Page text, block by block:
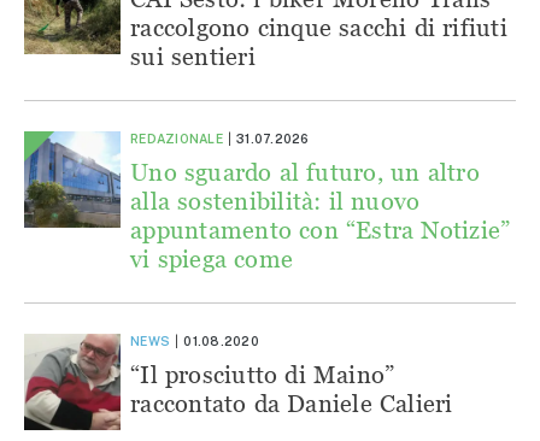
raccolgono cinque sacchi di rifiuti
sui sentieri
REDAZIONALE 31.07.2026
Uno sguardo al futuro, un altro
alla sostenibilità: il nuovo
appuntamento con “Estra Notizie”
vi spiega come
NEWS 01.08.2020
“Il prosciutto di Maino”
raccontato da Daniele Calieri